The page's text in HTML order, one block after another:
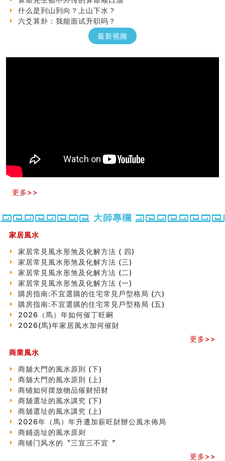
什么是到山到向？上山下水？
六爻算卦：我能面试升职吗？
《高岛易断》(一)
朱德總司命造 (名⼈⼋字淺析九）
如何给企业起名才能提高影响力
口相與命運
六爻測住宅風水 (五)
一篇文章解答八字命理所有困惑
姓名字义玄机藏凶吉
六爻占卜预测考试结果
套房風水怎麼看？ 租屋風水禁忌有哪些？搬家禁忌要注
意！
精选1500个五行属金的字
玄空本义(九)
八字十神与坐基关系详解
精选1000个五行属土的字
人的面相看财运
玄空本义(八)
六爻算卦：测腹中胎儿是男是女
中國改革開放總設計師鄧小平命造 (名人八字淺析八）
精选1000个五行属火的字
玄空本义(七)
刘燮鈞讲人相 手纹与命运(二)
商铺如何摆放物品催财招财
极其旺夫的女人面相
家居常見風水形煞及化解方法 (二)
居家風水懶人包！房子煞氣怎麼看？風水禁忌有哪些？有
這樣風水的房子別�
南半球的八字如何推排
玄空本义(六)
最新视频
更多>>
大師專欄
家居風水
家居常見風水形煞及化解方法 ( 四)
家居常見風水形煞及化解方法 (三)
家居常見風水形煞及化解方法 (二)
家居常見風水形煞及化解方法 (一)
購房指南:不宜選購的住宅常見戶型格局 (六)
購房指南:不宜選購的住宅常見戶型格局 (五)
2026（馬）年如何催丁旺嗣
2026(馬)年家居風水加何催財
更多>>
商業風水
商舖大門的風水原則 (下)
商舖大門的風水原則 (上)
商铺如何摆放物品催财招财
商舖選址的風水講究 (下)
商舖選址的風水講究 (上)
2026年（馬）年升遷加薪旺財辦公風水佈局
商鋪选址的風水原则
商铺门风水的〝三宜三不宜〞
更多>>